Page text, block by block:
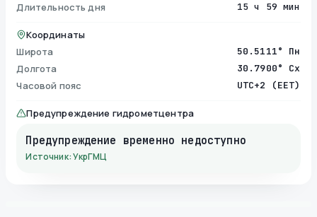
Длительность дня 15 ч 59 мин
Координаты
Широта
50.5111° Пн
Долгота 30.7900° Сх
Часовой пояс UTC+2 (EET)
Предупреждение гидрометцентра
Предупреждение временно недоступно
Источник: УкрГМЦ